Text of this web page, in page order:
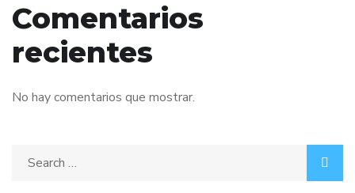
Comentarios
recientes
No hay comentarios que mostrar.